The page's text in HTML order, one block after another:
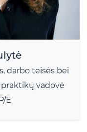
darbo teisės bei
vadovė
E